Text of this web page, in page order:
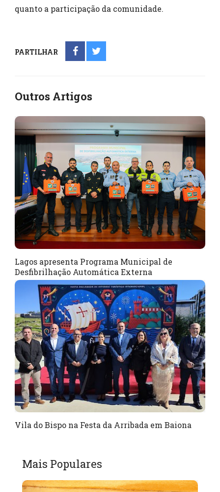
quanto a participação da comunidade.
PARTILHAR
Outros Artigos
Lagos apresenta Programa Municipal de
Desfibrilhação Automática Externa
Vila do Bispo na Festa da Arribada em Baiona
Mais Populares